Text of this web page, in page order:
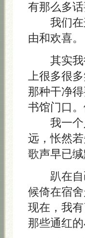
有那么多话
我们在这
由和欢喜。
其实
上很多很
那种干净
书馆门口
我一个人
远，怅然
歌声早已
趴在自己
候倚在宿
现在，我
那些通红